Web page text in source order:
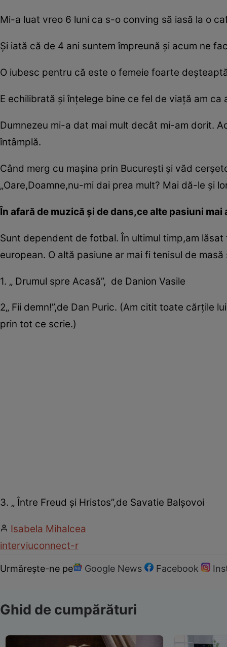
Mi-a luat vreo 6 luni ca s-o conving să iasă la o
Şi iată că de 4 ani suntem împreună şi acum ne
O iubesc pentru că este o femeie foarte
E echilibrată şi înţelege bine ce fel de viaţă am
Dumnezeu mi-a dat mai mult decât mi-am dorit.
întâmplă.
Când merg cu maşina prin Bucureşti şi văd
„Oare,Doamne,nu-mi dai prea mult? Mai dă-le şi
În afară de muzică şi de dans,ce alte pasiuni mai
Sunt dependent de fotbal. În ultimul timp,am
european. O altă pasiune ar mai fi tenisul de masă
1. „ Drumul spre Acasă”, de Danion Vasile
2„ Fii demn!”,de Dan Puric. (Am citit toate cărţile
prin tot ce scrie.)
3. „ Între Freud şi Hristos”,de Savatie Balşovoi
Isabela Mihalcea
interviuconnect-r
Urmărește-ne pe Google News Facebook
Ghid de cumpărături